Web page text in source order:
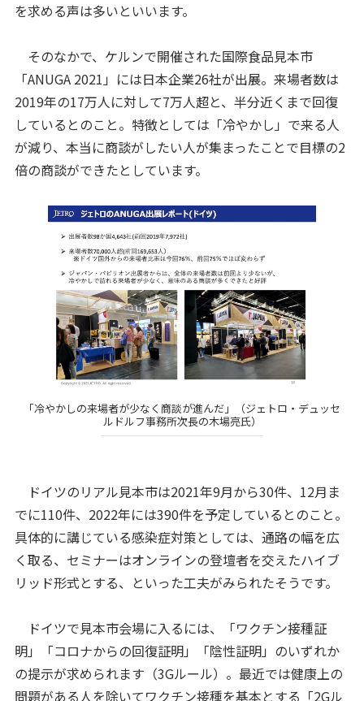
を求める声は多いといいます。
そのなかで、ケルンで開催された国際食品見本市
「ANUGA 2021」には日本企業26社が出展。来場者数は
2019年の17万人に対して7万人超と、半分近くまで回復
しているとのこと。特徴としては「冷やかし」で来る人
が減り、本当に商談がしたい人が集まったことで目標の2
倍の商談ができたとしています。
「冷やかしの来場者が少なく商談が進んだ」（ジェトロ・デュッセ
ルドルフ事務所次長の木場亮氏）
ドイツのリアル見本市は2021年9月から30件、12月ま
でに110件、2022年には390件を予定しているとのこと。
具体的に講じている感染症対策としては、通路の幅を広
く取る、セミナーはオンラインの登壇者を交えたハイブ
リッド形式とする、といった工夫がみられたそうです。
ドイツで見本市会場に入るには、「ワクチン接種証
明」「コロナからの回復証明」「陰性証明」のいずれか
の提示が求められます（3Gルール）。最近では健康上の
問題がある人を除いてワクチン接種を基本とする「2Gル